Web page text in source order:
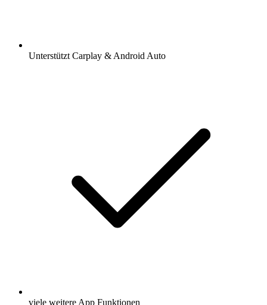
Unterstützt Carplay & Android Auto
viele weitere App Funktionen